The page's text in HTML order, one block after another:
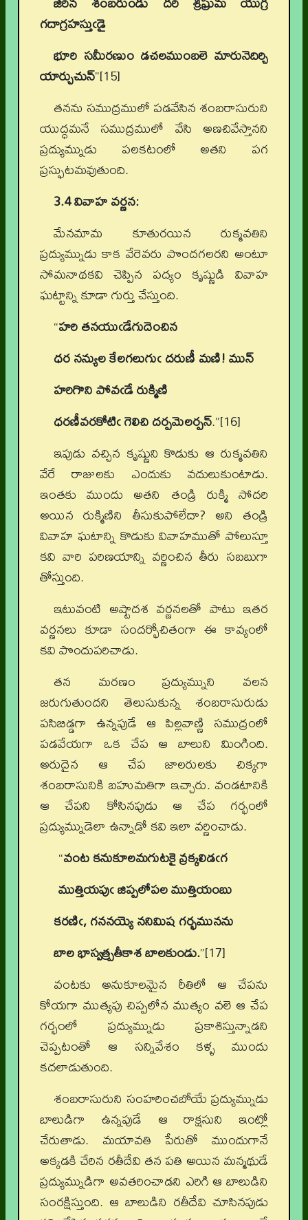
గదాగ్రహస్తుఁడై
భూరి సమీరణుం డచలముంబలె మారునెదిర్చి
యార్చుచున్”[15]
తనను సముద్రములో పడవేసిన శంబరాసురుని
యుద్ధమనే సముద్రములో వేసి అణచివేస్తానని
ప్రద్యుమ్నుడు పలకటంలో అతని పగ
ప్రస్ఫుటమవుతుంది.
3.4 వివాహ వర్ణన:
మేనమామ కూతురయిన రుక్మవతిని
ప్రద్యుమ్నుడు కాక వేరెవరు పొందగలరని అంటూ
సోమనాథకవి చెప్పిన పద్యం కృష్ణుడి వివాహ
ఘట్టాన్ని కూడా గుర్తు చేస్తుంది.
“హరి తనయుఁడేగుదెంచిన
ధర నన్యుల కేలగలుగుఁ దరుణీ మణి! మున్
హరిగొని పోవఁడే రుక్మిణి
ధరణీవరకోటిఁ గెలిచి దర్పమెలర్పన్.”[16]
ఇపుడు వచ్చిన కృష్ణుని కొడుకు ఆ రుక్మవతిని
వేరే రాజులకు ఎందుకు వదులుకుంటాడు.
ఇంతకు ముందు అతని తండ్రి రుక్మి సోదరి
అయిన రుక్మిణిని తీసుకుపోలేదా? అని తండ్రి
వివాహ ఘటాన్ని కొడుకు వివాహముతో పోలుస్తూ
కవి వారి పరిణయాన్ని వర్ణించిన తీరు సబబుగా
తోస్తుంది.
ఇటువంటి అష్టాదశ వర్ణనలతో పాటు ఇతర
వర్ణనలు కూడా సందర్భోచితంగా ఈ కావ్యంలో
కవి పొందుపరిచాడు.
తన మరణం ప్రద్యుమ్నుని వలన
జరుగుతుందని తెలుసుకున్న శంబరాసురుడు
పసిబిడ్డగా ఉన్నపుడే ఆ పిల్లవాణ్ణి సముద్రంలో
పడవేయగా ఒక చేప ఆ బాలుని మింగింది.
అరుదైన ఆ చేప జాలరులకు చిక్కగా
శంబరాసునికి బహుమతిగా ఇచ్చారు. వండటానికి
ఆ చేపని కోసినపుడు ఆ చేప గర్భంలో
ప్రద్యుమ్నుడెలా ఉన్నాడో కవి ఇలా వర్ణించాడు.
“వంట కనుకూలమగుటకై వ్రక్కలిడఁగ
ముత్తియపుఁ జిప్పలోపల ముత్తియంబు
కరణిఁ, గననయ్యె ననిమిష గర్భమునను
బాల భాస్వత్ప్రతీకాశ బాలకుండు.”[17]
వంటకు అనుకూలమైన రీతిలో ఆ చేపను
కోయగా ముత్యపు చిప్పలోన ముత్యం వలె ఆ చేప
గర్భంలో ప్రద్యుమ్నుడు ప్రకాశిస్తున్నాడని
చెప్పటంతో ఆ సన్నివేశం కళ్ళ ముందు
కదలాడుతుంది.
శంబరాసురుని సంహరించబోయే ప్రద్యుమ్నుడు
బాలుడిగా ఉన్నపుడే ఆ రాక్షసుని ఇంట్లో
చేరుతాడు. మయావతి పేరుతో ముందుగానే
అక్కడకి చేరిన రతీదేవి తన పతి అయిన మన్మథుడే
ప్రద్యుమ్నుడిగా అవతరించాడని ఎరిగి ఆ బాలుడిని
సంరక్షిస్తుంది. ఆ బాలుడిని రతీదేవి చూసినపుడు